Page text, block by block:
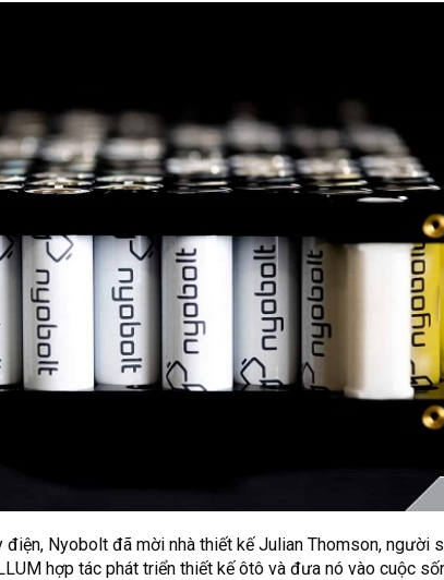
Nyobolt đã mời nhà thiết kế Julian Thomson, người
hợp tác phát triển thiết kế ôtô và đưa nó vào cuộc